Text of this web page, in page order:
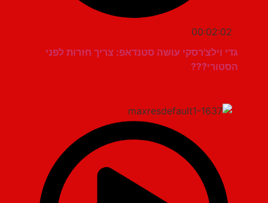
00:02:02
גדי וילצ'רסקי עושה סטנדאפ: צריך חזרות לפני
הסטורי???